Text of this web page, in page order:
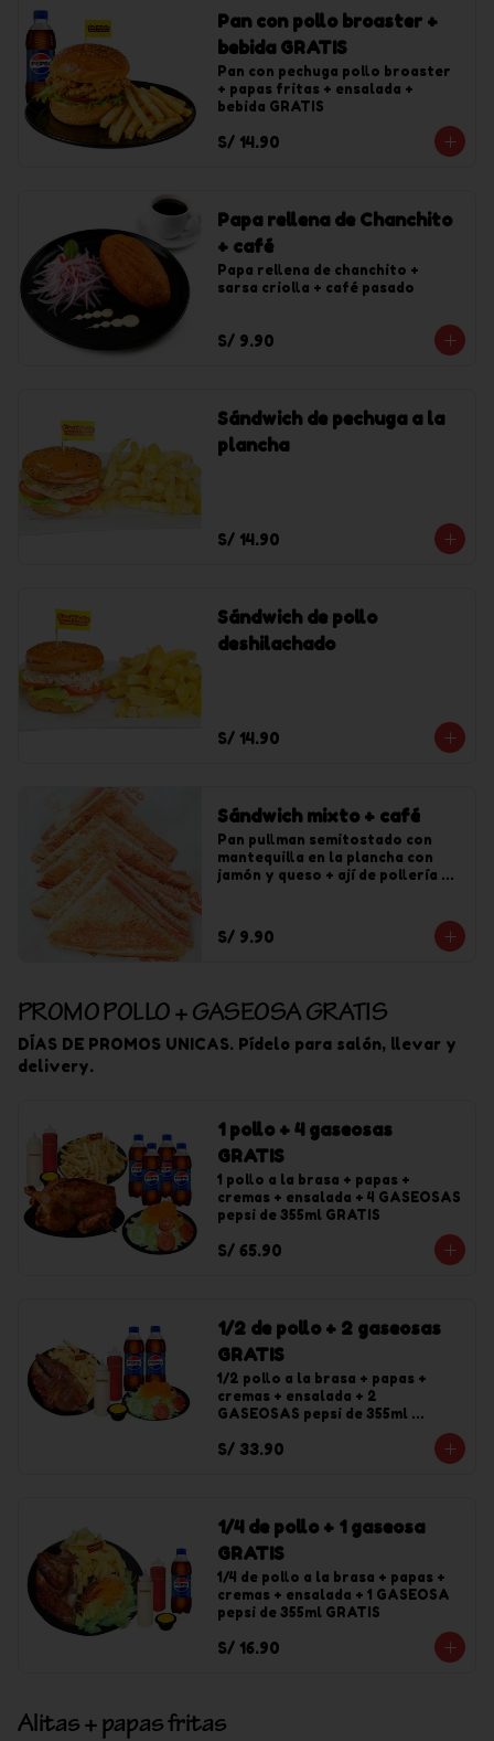
Pan con pollo broaster +
bebida GRATIS
Pan con pechuga pollo broaster
+ papas fritas + ensalada +
bebida GRATIS
S/ 14.90
Papa rellena de Chanchito
+ café
Papa rellena de chanchito +
sarsa criolla + café pasado
S/ 9.90
Sándwich de pechuga a la
plancha
S/ 14.90
Sándwich de pollo
deshilachado
S/ 14.90
Sándwich mixto + café
Pan pullman semitostado con
mantequilla en la plancha con
jamón y queso + ají de pollería +
S/ 9.90
PROMO POLLO + GASEOSA GRATIS
DÍAS DE PROMOS UNICAS. Pídelo para salón, llevar y
delivery.
1 pollo + 4 gaseosas
GRATIS
1 pollo a la brasa + papas +
cremas + ensalada + 4 GASEOSAS
pepsi de 355ml GRATIS
S/ 65.90
1/2 de pollo + 2 gaseosas
GRATIS
1/2 pollo a la brasa + papas +
cremas + ensalada + 2
GASEOSAS pepsi de 355ml
S/ 33.90
1/4 de pollo + 1 gaseosa
GRATIS
1/4 de pollo a la brasa + papas +
cremas + ensalada + 1 GASEOSA
pepsi de 355ml GRATIS
S/ 16.90
Alitas + papas fritas